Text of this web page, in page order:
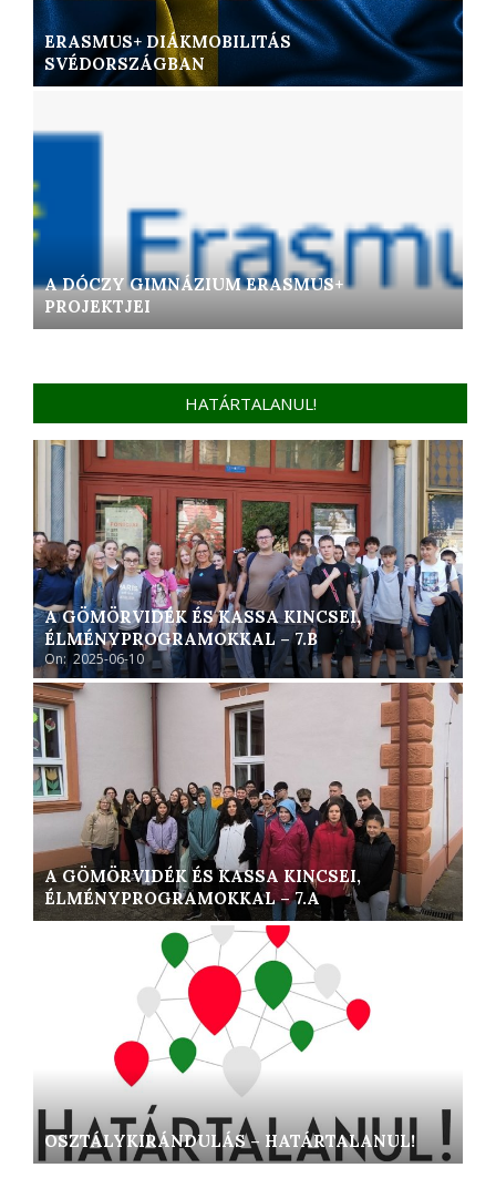
ERASMUS+ DIÁKMOBILITÁS
SVÉDORSZÁGBAN
A DÓCZY GIMNÁZIUM ERASMUS+
PROJEKTJEI
HATÁRTALANUL!
A GÖMÖRVIDÉK ÉS KASSA KINCSEI,
ÉLMÉNYPROGRAMOKKAL – 7.B
On: 2025-06-10
A GÖMÖRVIDÉK ÉS KASSA KINCSEI,
ÉLMÉNYPROGRAMOKKAL – 7.A
OSZTÁLYKIRÁNDULÁS – HATÁRTALANUL!